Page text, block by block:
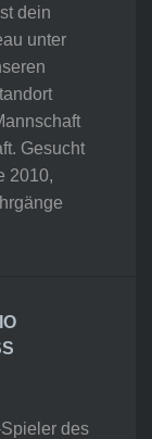
dein
unter
Gesucht
2010,
des